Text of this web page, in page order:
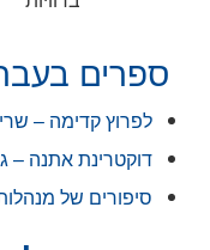
ספרים
לפרוץ קדימה –
דוקטרינת אתנה –
סיפורים של